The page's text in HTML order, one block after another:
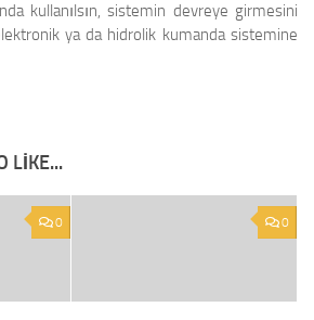
kullanılsın, sistemin devreye girmesini
ya da hidrolik kumanda sistemine
LIKE...
0 0